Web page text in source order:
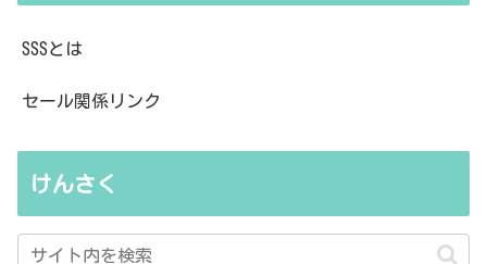
SSSとは
セール関係リンク
けんさく